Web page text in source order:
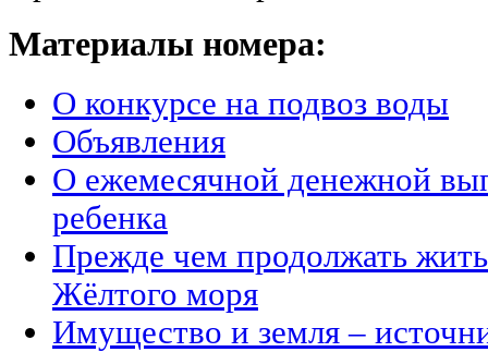
Материалы номера:
О конкурсе на подвоз воды
Объявления
О ежемесячной денежной
ребенка
Прежде чем продолжать
Жёлтого моря
Имущество и земля –